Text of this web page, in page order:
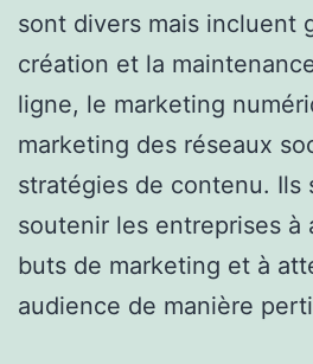
sont divers mais incluent
création et la
ligne, le marketing
marketing des réseaux
stratégies de contenu. Ils
soutenir les entreprises à
buts de marketing et à
audience de manière